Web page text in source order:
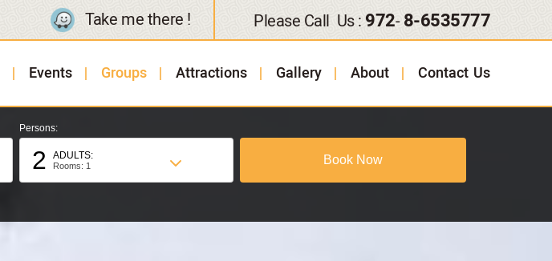
Please Call Us :972-8-6535777
Take me there !
Events Groups Attractions Gallery About Contact Us
Persons:
2 ADULTS:
Rooms: 1